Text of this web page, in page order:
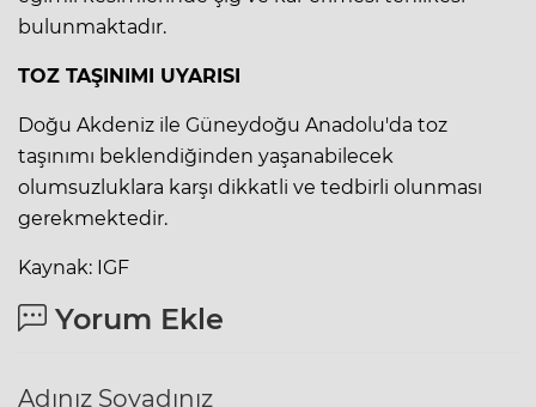
bulunmaktadır.
TOZ TAŞINIMI UYARISI
Doğu Akdeniz ile Güneydoğu Anadolu'da toz
taşınımı beklendiğinden yaşanabilecek
olumsuzluklara karşı dikkatli ve tedbirli olunması
gerekmektedir.
Kaynak: IGF
Yorum Ekle
Adınız Soyadınız